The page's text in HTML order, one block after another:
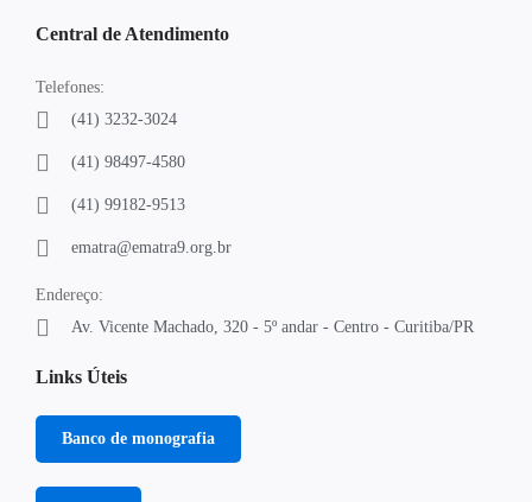
Central de Atendimento
Telefones:
(41) 3232-3024
(41) 98497-4580
(41) 99182-9513
ematra@ematra9.org.br
Endereço:
Av. Vicente Machado, 320 - 5º andar - Centro - Curitiba/PR
Links Úteis
Banco de monografia